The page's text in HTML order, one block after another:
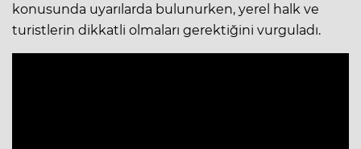
konusunda uyarılarda bulunurken, yerel halk ve
turistlerin dikkatli olmaları gerektiğini vurguladı.